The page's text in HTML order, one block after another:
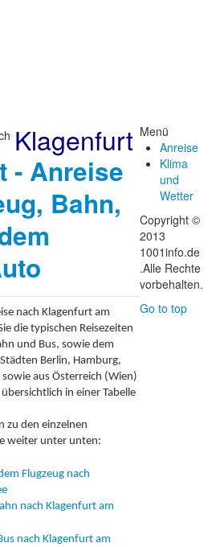
Klagenfurt
- Anreise
Bahn,
nach Klagenfurt am
die typischen Reisezeiten
und Bus, sowie dem
Berlin, Hamburg,
aus Österreich (Wien)
in einer Tabelle
zu den einzelnen
weiter unter unten:
Flugzeug nach
nach Klagenfurt am
nach Klagenfurt am
Menü
Anreise
Klima
und
Wetter
Copyright ©
2013
1001info.de
.Alle Rechte
vorbehalten.
Go to top